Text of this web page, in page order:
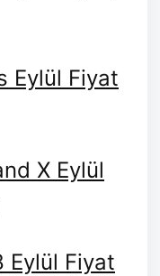
Eylül Fiyat
X Eylül
Eylül Fiyat